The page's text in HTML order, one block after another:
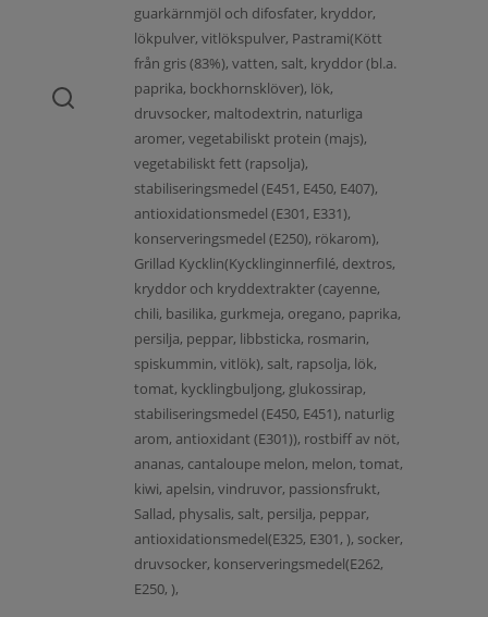
guarkärnmjöl och difosfater, kryddor,
lökpulver, vitlökspulver, Pastrami(Kött
från gris (83%), vatten, salt, kryddor (bl.a.
paprika, bockhornsklöver), lök,
druvsocker, maltodextrin, naturliga
aromer, vegetabiliskt protein (majs),
vegetabiliskt fett (rapsolja),
stabiliseringsmedel (E451, E450, E407),
antioxidationsmedel (E301, E331),
konserveringsmedel (E250), rökarom),
Grillad Kycklin(Kycklinginnerfilé, dextros,
kryddor och kryddextrakter (cayenne,
chili, basilika, gurkmeja, oregano, paprika,
persilja, peppar, libbsticka, rosmarin,
spiskummin, vitlök), salt, rapsolja, lök,
tomat, kycklingbuljong, glukossirap,
stabiliseringsmedel (E450, E451), naturlig
arom, antioxidant (E301)), rostbiff av nöt,
ananas, cantaloupe melon, melon, tomat,
kiwi, apelsin, vindruvor, passionsfrukt,
Sallad, physalis, salt, persilja, peppar,
antioxidationsmedel(E325, E301, ), socker,
druvsocker, konserveringsmedel(E262,
E250, ),